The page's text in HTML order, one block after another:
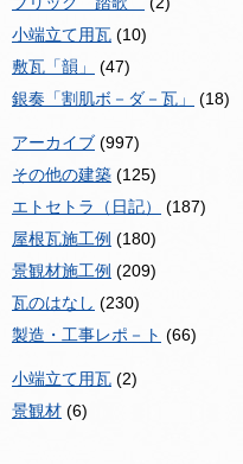
小端立て用瓦 (10)
敷瓦「韻」
(47)
銀奏「割肌ボ－ダ－瓦」
(18)
アーカイブ (997)
その他の建築 (125)
エトセトラ（日記）
(187)
屋根瓦施工例 (180)
景観材施工例 (209)
瓦のはなし (230)
製造・工事レポ－ト (66)
小端立て用瓦 (2)
景観材 (6)